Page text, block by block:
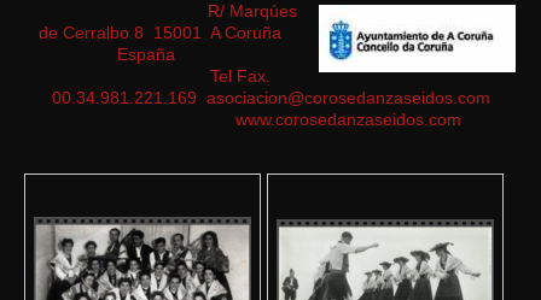
R/ Marqúes
de Cerralbo 8 15001 A Coruña
España
Tel Fax.
00.34.981.221.169 asociacion@corosedanzaseidos.com
www.corosedanzaseidos.com